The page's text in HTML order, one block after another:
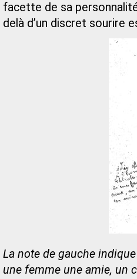
facette de sa
delà d’un discret sourire
La note de gauche
une femme une amie, un